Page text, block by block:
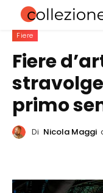
Fiere
Fiere
primo
Di Nicola Maggi